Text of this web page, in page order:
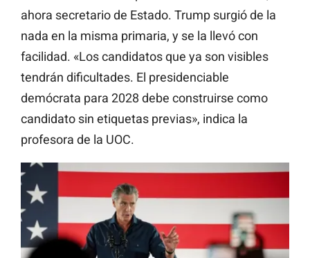
ahora secretario de Estado. Trump surgió de la
nada en la misma primaria, y se la llevó con
facilidad. «Los candidatos que ya son visibles
tendrán dificultades. El presidenciable
demócrata para 2028 debe construirse como
candidato sin etiquetas previas», indica la
profesora de la UOC.